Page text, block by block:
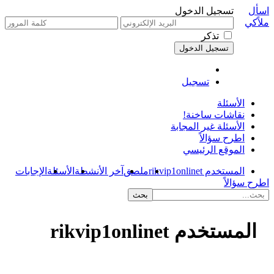
تسجيل الدخول
تذكر
تسجيل
اسأل
ملاًكي
الأسئلة
نقاشات ساخنة!
الأسئلة غير المجابة
اطرح سؤالاً
الموقع الرئيسي
المستخدم rikvip1onlinet ملصق آخر الأنشطة الأسئلة الإجابات
اطرح سؤالاً
المستخدم rikvip1onlinet